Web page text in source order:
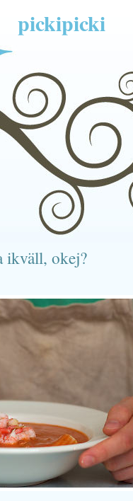
pickipicki
ikväll, okej?